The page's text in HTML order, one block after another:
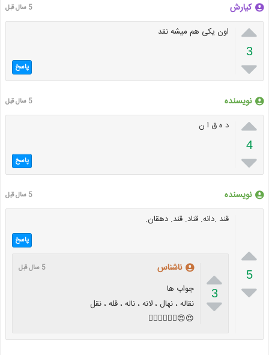
کیارش 5 سال قبل

3

اون یکی هم میشه نقد
پاسخ
نویسنده 5 سال قبل

4

د ه ق ا ن
پاسخ
نویسنده 5 سال قبل

5

قند .دانه. قناد. قند. دهقان.
پاسخ

3

ناشناس 5 سال قبل
جواب ها
نقاله ، نهال ، لانه ، ناله ، قله ، نقل
😍😍👆🏻👆🏻👆🏻